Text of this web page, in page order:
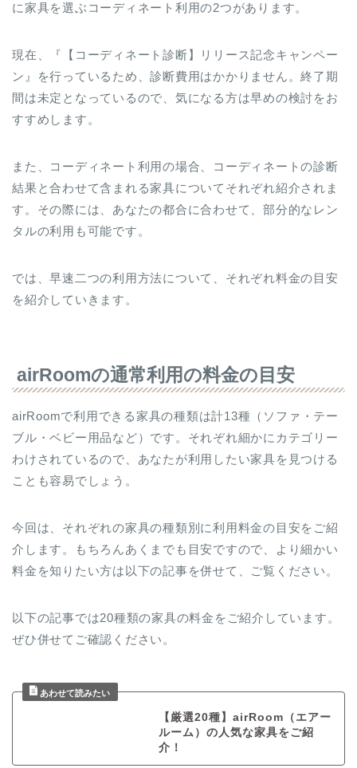
に家具を選ぶコーディネート利用の2つがあります。
現在、『【コーディネート診断】リリース記念キャンペー
ン』を行っているため、診断費用はかかりません。終了期
間は未定となっているので、気になる方は早めの検討をお
すすめします。
また、コーディネート利用の場合、コーディネートの診断
結果と合わせて含まれる家具についてそれぞれ紹介されま
す。その際には、あなたの都合に合わせて、部分的なレン
タルの利用も可能です。
では、早速二つの利用方法について、それぞれ料金の目安
を紹介していきます。
airRoomの通常利用の料金の目安
airRoomで利用できる家具の種類は計13種（ソファ・テー
ブル・ベビー用品など）です。それぞれ細かにカテゴリー
わけされているので、あなたが利用したい家具を見つける
ことも容易でしょう。
今回は、それぞれの家具の種類別に利用料金の目安をご紹
介します。もちろんあくまでも目安ですので、より細かい
料金を知りたい方は以下の記事を併せて、ご覧ください。
以下の記事では20種類の家具の料金をご紹介しています。
ぜひ併せてご確認ください。
【厳選20種】airRoom（エアー
ルーム）の人気な家具をご紹
介！